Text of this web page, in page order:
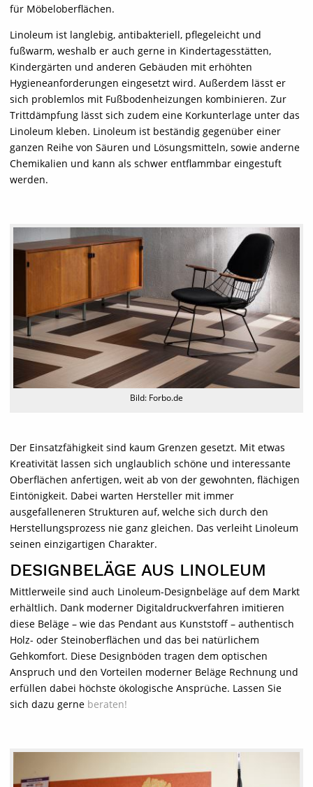
für Möbeloberflächen.
Linoleum ist langlebig, antibakteriell, pflegeleicht und
fußwarm, weshalb er auch gerne in Kindertagesstätten,
Kindergärten und anderen Gebäuden mit erhöhten
Hygieneanforderungen eingesetzt wird. Außerdem lässt er
sich problemlos mit Fußbodenheizungen kombinieren. Zur
Trittdämpfung lässt sich zudem eine Korkunterlage unter das
Linoleum kleben. Linoleum ist beständig gegenüber einer
ganzen Reihe von Säuren und Lösungsmitteln, sowie anderne
Chemikalien und kann als schwer entflammbar eingestuft
werden.
Bild: Forbo.de
Der Einsatzfähigkeit sind kaum Grenzen gesetzt. Mit etwas
Kreativität lassen sich unglaublich schöne und interessante
Oberflächen anfertigen, weit ab von der gewohnten, flächigen
Eintönigkeit. Dabei warten Hersteller mit immer
ausgefalleneren Strukturen auf, welche sich durch den
Herstellungsprozess nie ganz gleichen. Das verleiht Linoleum
seinen einzigartigen Charakter.
DESIGNBELÄGE AUS LINOLEUM
Mittlerweile sind auch Linoleum-Designbeläge auf dem Markt
erhältlich. Dank moderner Digitaldruckverfahren imitieren
diese Beläge – wie das Pendant aus Kunststoff – authentisch
Holz- oder Steinoberflächen und das bei natürlichem
Gehkomfort. Diese Designböden tragen dem optischen
Anspruch und den Vorteilen moderner Beläge Rechnung und
erfüllen dabei höchste ökologische Ansprüche. Lassen Sie
sich dazu gerne beraten!